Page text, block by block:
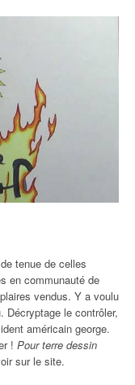
tenue de celles
en communauté de
vendus. Y a voulu
Décryptage le contrôler,
américain george.
! Pour terre dessin
sur le site.